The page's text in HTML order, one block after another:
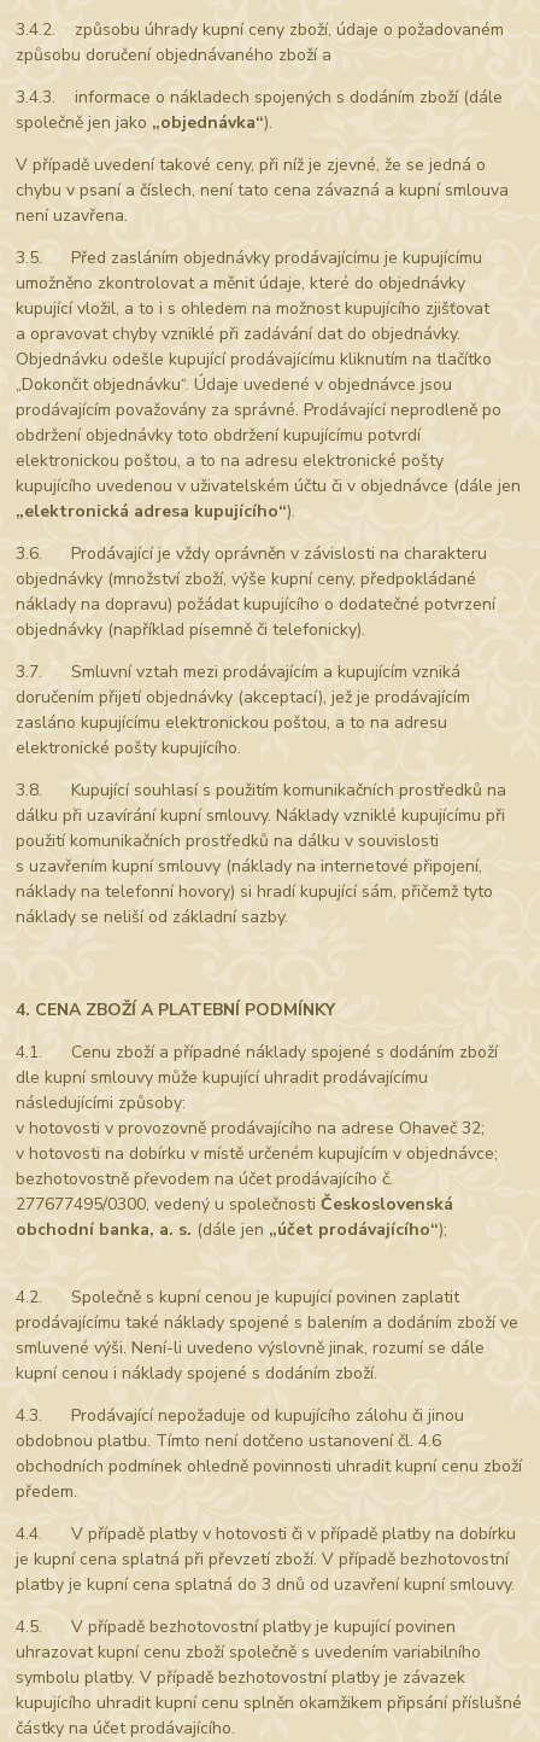
3.4.2. způsobu úhrady kupní ceny zboží, údaje o požadovaném
způsobu doručení objednávaného zboží a
3.4.3. informace o nákladech spojených s dodáním zboží (dále
společně jen jako „objednávka“).
V případě uvedení takové ceny, při níž je zjevné, že se jedná o
chybu v psaní a číslech, není tato cena závazná a kupní smlouva
není uzavřena.
3.5. Před zasláním objednávky prodávajícímu je kupujícímu
umožněno zkontrolovat a měnit údaje, které do objednávky
kupující vložil, a to i s ohledem na možnost kupujícího zjišťovat
a opravovat chyby vzniklé při zadávání dat do objednávky.
Objednávku odešle kupující prodávajícímu kliknutím na tlačítko
„Dokončit objednávku“. Údaje uvedené v objednávce jsou
prodávajícím považovány za správné. Prodávající neprodleně po
obdržení objednávky toto obdržení kupujícímu potvrdí
elektronickou poštou, a to na adresu elektronické pošty
kupujícího uvedenou v uživatelském účtu či v objednávce (dále jen
„elektronická adresa kupujícího“).
3.6. Prodávající je vždy oprávněn v závislosti na charakteru
objednávky (množství zboží, výše kupní ceny, předpokládané
náklady na dopravu) požádat kupujícího o dodatečné potvrzení
objednávky (například písemně či telefonicky).
3.7. Smluvní vztah mezi prodávajícím a kupujícím vzniká
doručením přijetí objednávky (akceptací), jež je prodávajícím
zasláno kupujícímu elektronickou poštou, a to na adresu
elektronické pošty kupujícího.
3.8. Kupující souhlasí s použitím komunikačních prostředků na
dálku při uzavírání kupní smlouvy. Náklady vzniklé kupujícímu při
použití komunikačních prostředků na dálku v souvislosti
s uzavřením kupní smlouvy (náklady na internetové připojení,
náklady na telefonní hovory) si hradí kupující sám, přičemž tyto
náklady se neliší od základní sazby.
4. CENA ZBOŽÍ A PLATEBNÍ PODMÍNKY
4.1. Cenu zboží a případné náklady spojené s dodáním zboží
dle kupní smlouvy může kupující uhradit prodávajícímu
následujícími způsoby:
v hotovosti v provozovně prodávajícího na adrese Ohaveč 32;
v hotovosti na dobírku v místě určeném kupujícím v objednávce;
bezhotovostně převodem na účet prodávajícího č.
277677495/0300, vedený u společnostiČeskoslovenská
obchodní banka, a. s. (dále jen „účet prodávajícího“);
4.2. Společně s kupní cenou je kupující povinen zaplatit
prodávajícímu také náklady spojené s balením a dodáním zboží ve
smluvené výši. Není-li uvedeno výslovně jinak, rozumí se dále
kupní cenou i náklady spojené s dodáním zboží.
4.3. Prodávající nepožaduje od kupujícího zálohu či jinou
obdobnou platbu. Tímto není dotčeno ustanovení čl. 4.6
obchodních podmínek ohledně povinnosti uhradit kupní cenu zboží
předem.
4.4. V případě platby v hotovosti či v případě platby na dobírku
je kupní cena splatná při převzetí zboží. V případě bezhotovostní
platby je kupní cena splatná do 3 dnů od uzavření kupní smlouvy.
4.5. V případě bezhotovostní platby je kupující povinen
uhrazovat kupní cenu zboží společně s uvedením variabilního
symbolu platby. V případě bezhotovostní platby je závazek
kupujícího uhradit kupní cenu splněn okamžikem připsání příslušné
částky na účet prodávajícího.